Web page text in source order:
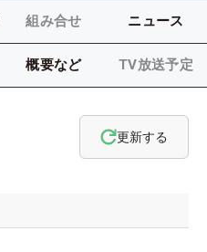
組み合せ ニュース
概要など TV放送予定
更新する